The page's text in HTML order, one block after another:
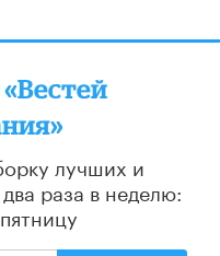
лучших и
два раза в неделю: